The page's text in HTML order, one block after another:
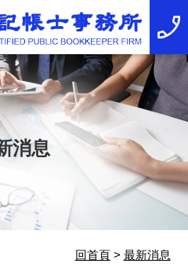
消息
回首頁> 最新消息